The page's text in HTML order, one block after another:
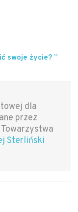
swoje życie? ”
dla
przez
Sterliński